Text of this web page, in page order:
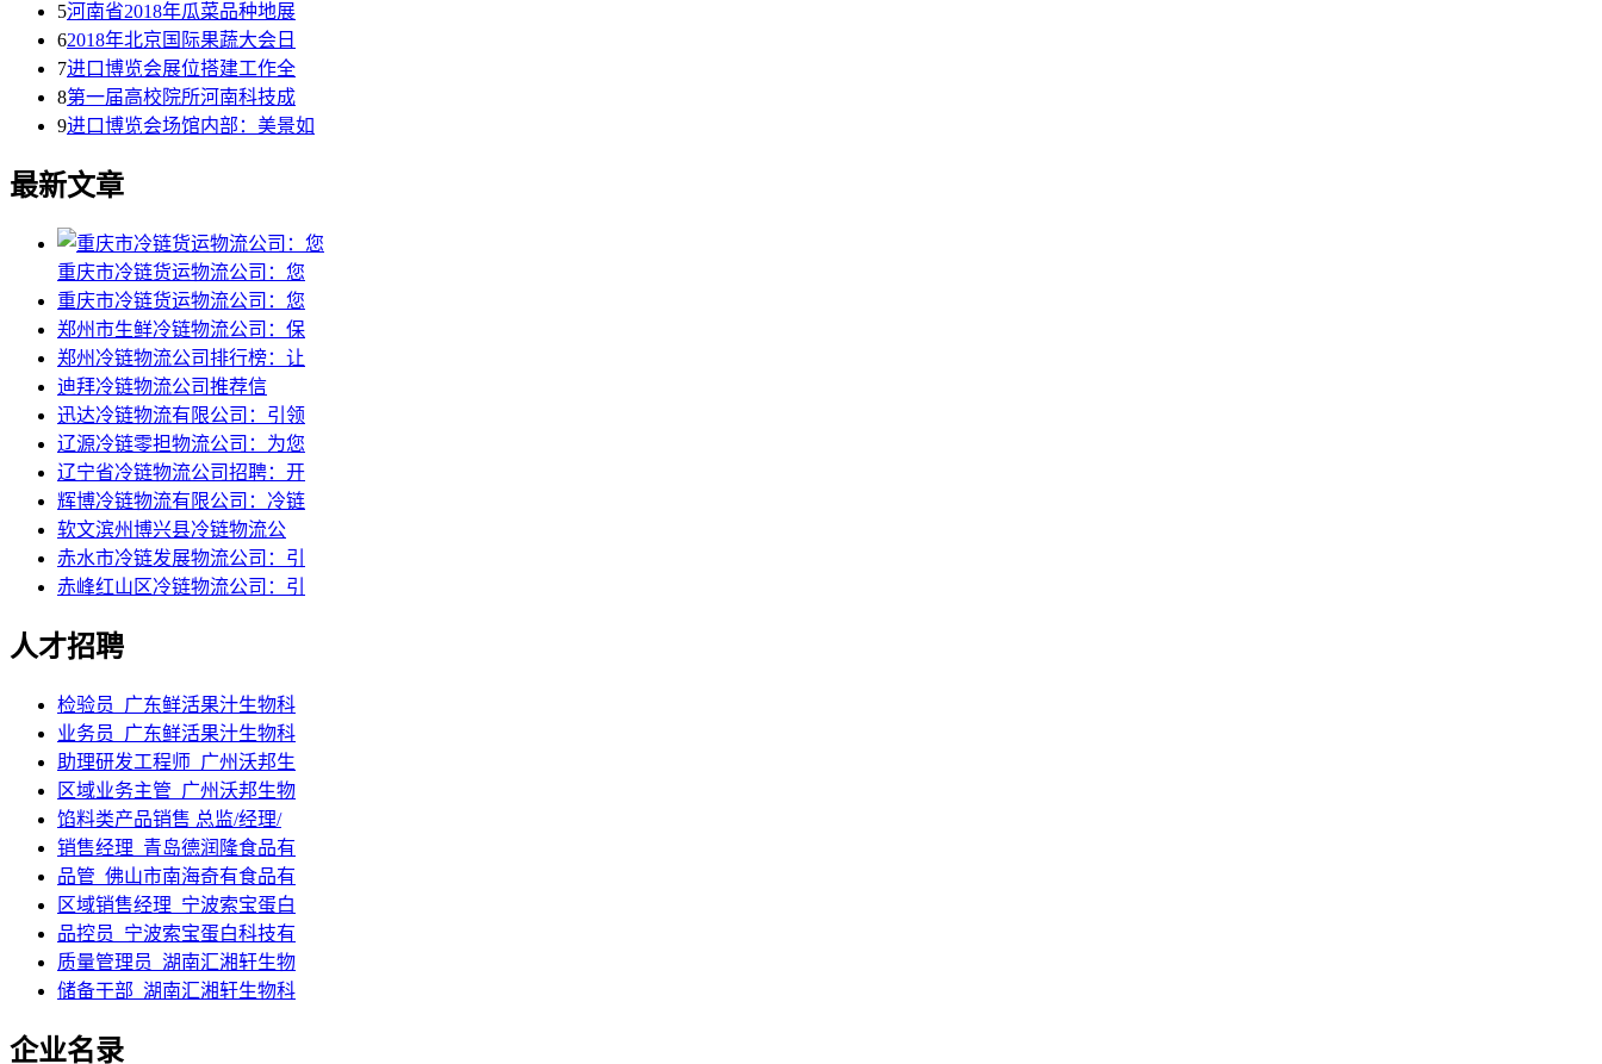
5河南省2018年瓜菜品种地展
62018年北京国际果蔬大会日
7进口博览会展位搭建工作全
8第一届高校院所河南科技成
9进口博览会场馆内部：美景如
最新文章
重庆市冷链货运物流公司：您
重庆市冷链货运物流公司：您
郑州市生鲜冷链物流公司：保
郑州冷链物流公司排行榜：让
迪拜冷链物流公司推荐信
迅达冷链物流有限公司：引领
辽源冷链零担物流公司：为您
辽宁省冷链物流公司招聘：开
辉博冷链物流有限公司：冷链
软文滨州博兴县冷链物流公
赤水市冷链发展物流公司：引
赤峰红山区冷链物流公司：引
人才招聘
检验员_广东鲜活果汁生物科
业务员_广东鲜活果汁生物科
助理研发工程师_广州沃邦生
区域业务主管_广州沃邦生物
馅料类产品销售 总监/经理/
销售经理_青岛德润隆食品有
品管_佛山市南海奇有食品有
区域销售经理_宁波索宝蛋白
品控员_宁波索宝蛋白科技有
质量管理员_湖南汇湘轩生物
储备干部_湖南汇湘轩生物科
企业名录